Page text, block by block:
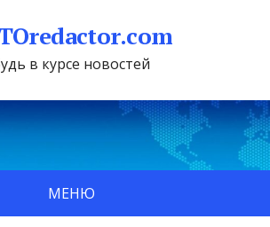
в курсе новостей
МЕНЮ